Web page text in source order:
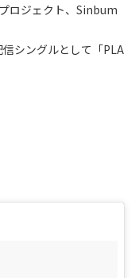
ロジェクト、Sinbum
シングルとして「PLA